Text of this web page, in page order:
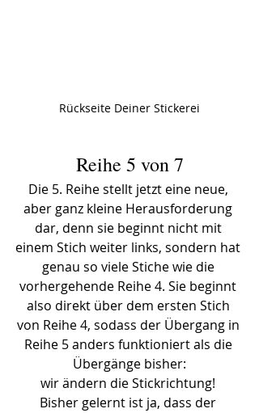
Rückseite Deiner Stickerei
Reihe 5 von 7
Die 5. Reihe stellt jetzt eine neue,
aber ganz kleine Herausforderung
dar, denn sie beginnt nicht mit
einem Stich weiter links, sondern hat
genau so viele Stiche wie die
vorhergehende Reihe 4. Sie beginnt
also direkt über dem ersten Stich
von Reihe 4, sodass der Übergang in
Reihe 5 anders funktioniert als die
Übergänge bisher:
wir ändern die Stickrichtung!
Bisher gelernt ist ja, dass der